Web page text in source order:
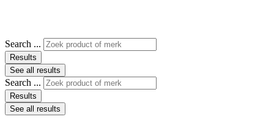
Search ...
Results
See all results
Search ...
Results
See all results